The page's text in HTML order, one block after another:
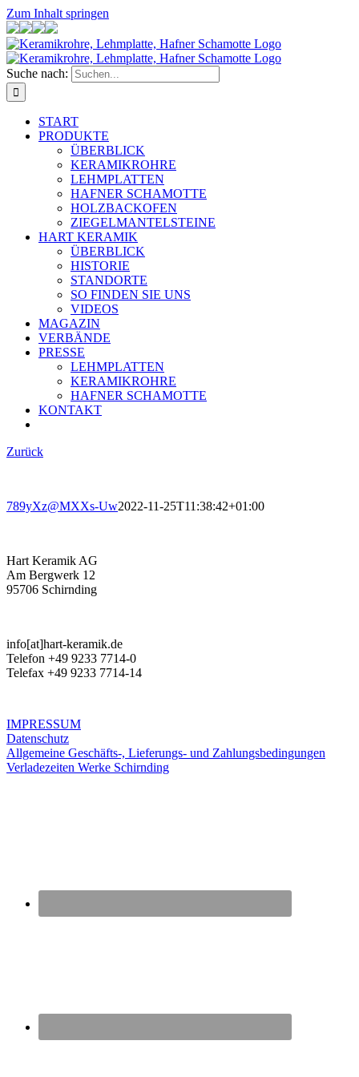
Zum Inhalt springen
Suche nach:
START
PRODUKTE
ÜBERBLICK
KERAMIKROHRE
LEHMPLATTEN
HAFNER SCHAMOTTE
HOLZBACKOFEN
ZIEGELMANTELSTEINE
HART KERAMIK
ÜBERBLICK
HISTORIE
STANDORTE
SO FINDEN SIE UNS
VIDEOS
MAGAZIN
VERBÄNDE
PRESSE
LEHMPLATTEN
KERAMIKROHRE
HAFNER SCHAMOTTE
KONTAKT
Zurück
789yXz@MXXs-Uw2022-11-25T11:38:42+01:00
Hart Keramik AG
Am Bergwerk 12
95706 Schirnding
info[at]hart-keramik.de
Telefon +49 9233 7714-0
Telefax +49 9233 7714-14
IMPRESSUM
Datenschutz
Allgemeine Geschäfts-, Lieferungs- und Zahlungsbedingungen
Verladezeiten Werke Schirnding